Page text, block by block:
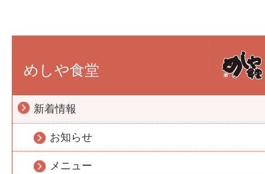
めしや食堂
新着情報
お知らせ
メニュー